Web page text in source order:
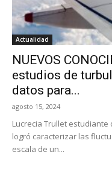
Actualidad
NUEVOS
estudios de
datos para...
agosto 15, 2024
Lucrecia Trullet estudiante
logró caracterizar las
escala de un...